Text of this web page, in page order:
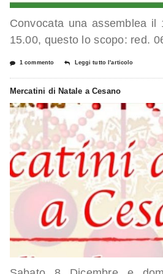
Convocata una assemblea
15.00, questo lo scopo: red.
1 commento Leggi tutto l'articolo
Mercatini di Natale a Cesano